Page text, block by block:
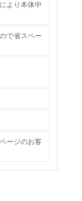
より本体中
で省スペー
ージのお客